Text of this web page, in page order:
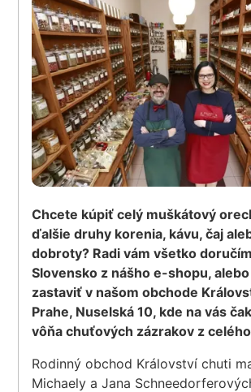
Chcete kúpiť celý muškátový
ďalšie druhy korenia, kávu, čaj
dobroty? Radi vám všetko
Slovensko z nášho e-shopu,
zastaviť v našom obchode
Prahe, Nuselská 10, kde na vás
vôňa chuťových zázrakov z
Rodinný obchod Království chuti
Michaely a Jana